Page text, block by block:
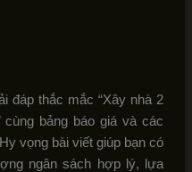
đáp thắc mắc “Xây nhà 2
cùng bảng báo giá và các
vọng bài viết giúp bạn có
ngân sách hợp lý, lựa